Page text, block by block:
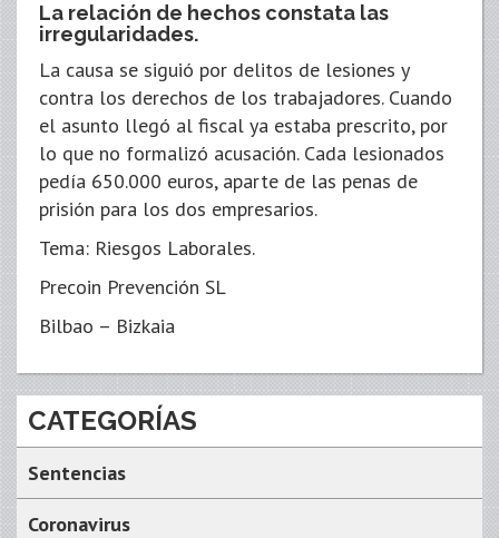
La relación de hechos constata las
irregularidades.
La causa se siguió por delitos de lesiones y
contra los derechos de los trabajadores. Cuando
el asunto llegó al fiscal ya estaba prescrito, por
lo que no formalizó acusación. Cada lesionados
pedía 650.000 euros, aparte de las penas de
prisión para los dos empresarios.
Tema: Riesgos Laborales.
Precoin Prevención SL
Bilbao – Bizkaia
CATEGORÍAS
Sentencias
Coronavirus